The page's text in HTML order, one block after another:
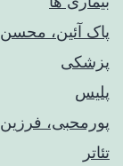
پاک آئین، محسن
پزشکی
پلیس
پورمحبی، فرزین
تئاتر